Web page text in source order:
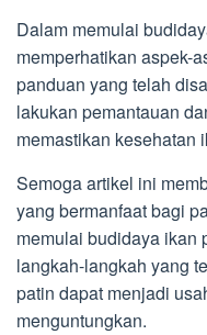
Dalam memulai
memperhatikan aspek-
panduan yang telah
lakukan pemantauan
memastikan kesehatan
Semoga artikel ini
yang bermanfaat bagi
memulai budidaya ikan
langkah-langkah yang
patin dapat menjadi
menguntungkan.